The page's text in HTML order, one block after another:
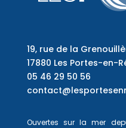
19, rue de la
17880 Les Portes-en-
05 46 29 50 56
Ouvertes sur la mer